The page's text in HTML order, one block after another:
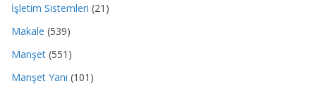
İşletim Sistemleri (21)
Makale (539)
Manşet (551)
Manşet Yanı (101)